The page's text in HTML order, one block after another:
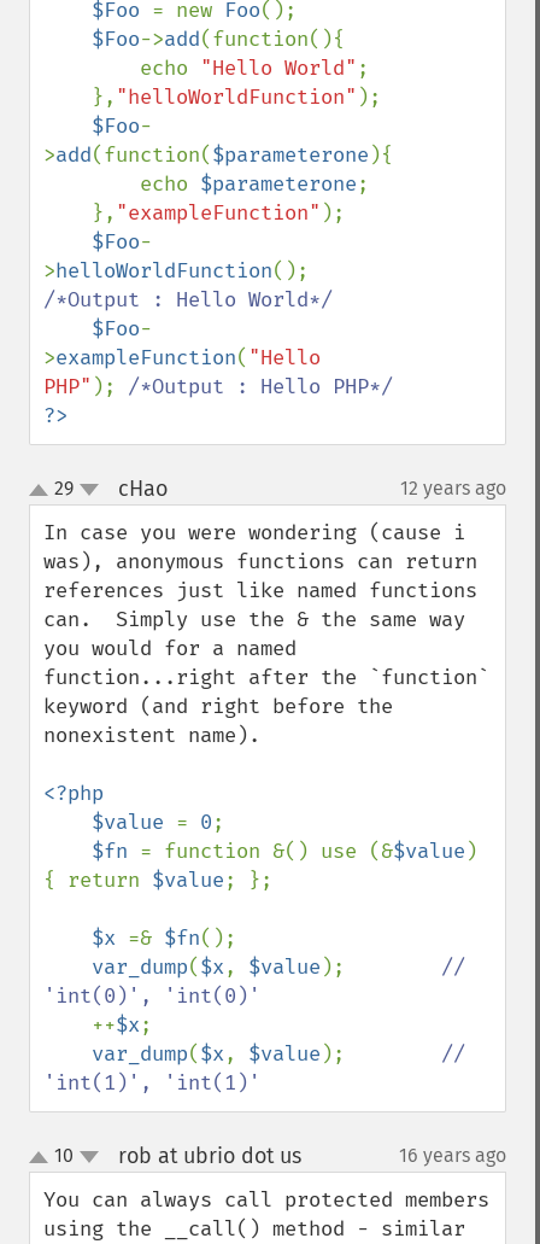
$Foo = new Foo();
$Foo->add(function(){
        echo
"Hello World" ;
    },
"helloWorldFunction" );
$Foo-
>add(function($parameterone ){
        echo
$parameterone;
    },
"exampleFunction" );
$Foo-
>helloWorldFunction
/*Output : Hello World*/
$Foo-
>exampleFunction( "Hello
PHP" );
?>
up
down
29 cHao¶ 12 years ago
In case you were wondering (cause i
was), anonymous functions can return
references just like named functions
can.  Simply use the & the same way
you would for a named
function...right after the `function`
keyword (and right before the
nonexistent name).
<?php
    $value
= 0;
$fn = function &() use (&$value )
{ return $value; };
$x =& $fn();
var_dump($x, $value ); //
'int(0)', 'int(0)'
++$x;
var_dump($x, $value ); //
'int(1)', 'int(1)'
up
down
10 rob at ubrio dot us¶ 16 years ago
You can always call protected members
using the __call() method - similar